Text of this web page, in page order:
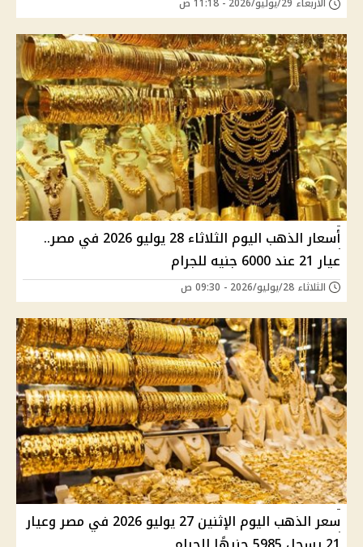
أسعار الذهب اليوم الثلاثاء 28 يوليو 2026 في مصر..
عيار 21 عند 6000 جنيه للجرام
الثلاثاء 28/يوليو/2026 - 09:30 ص
سعر الذهب اليوم الإثنين 27 يوليو 2026 في مصر وعيار